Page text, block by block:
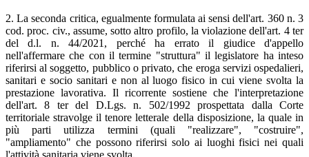
2. La seconda critica, egualmente formulata ai sensi dell'art. 360 n. 3
cod. proc. civ., assume, sotto altro profilo, la violazione dell'art. 4 ter
del d.l. n. 44/2021, perché ha errato il giudice d'appello
nell'affermare che con il termine "struttura" il legislatore ha inteso
riferirsi al soggetto, pubblico o privato, che eroga servizi ospedalieri,
sanitari e socio sanitari e non al luogo fisico in cui viene svolta la
prestazione lavorativa. Il ricorrente sostiene che l'interpretazione
dell'art. 8 ter del D.Lgs. n. 502/1992 prospettata dalla Corte
territoriale stravolge il tenore letterale della disposizione, la quale in
più parti utilizza termini (quali "realizzare", "costruire",
"ampliamento" che possono riferirsi solo ai luoghi fisici nei quali
l'attività sanitaria viene svolta.